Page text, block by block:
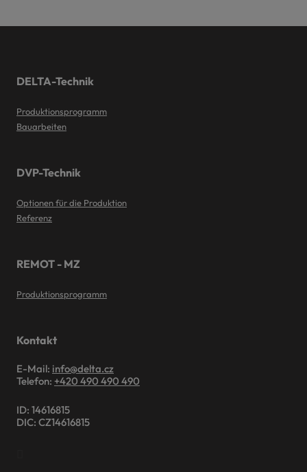
DELTA-Technik
Produktionsprogramm
Bauarbeiten
DVP-Technik
Optionen für die Produktion
Referenz
REMOT - MZ
Produktionsprogramm
Kontakt
E-Mail: info@delta.cz
Telefon: +420 490 490 490
ID: 14616815
DIC: CZ14616815